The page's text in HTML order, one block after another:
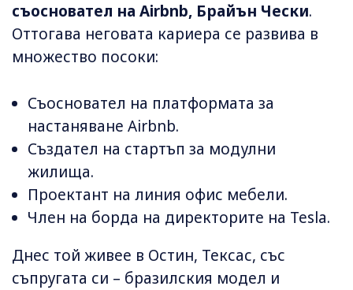
съосновател на Airbnb, Брайън Чески.
Оттогава неговата кариера се развива в
множество посоки:
Съосновател на платформата за
настаняване Airbnb.
Създател на стартъп за модулни
жилища.
Проектант на линия офис мебели.
Член на борда на директорите на Tesla.
Днес той живее в Остин, Тексас, със
съпругата си – бразилския модел и